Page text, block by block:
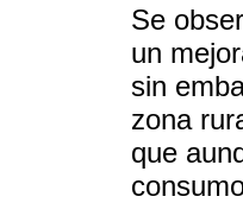
Se
un
sin
zona
que